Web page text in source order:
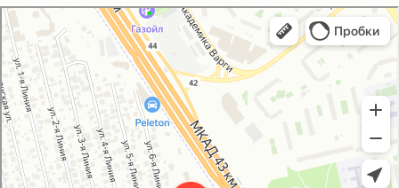
GM-City&VAG-Repair
Автосервис, автотехцентр в Москве
Магазин автозапчастей и автотоваров в Москве